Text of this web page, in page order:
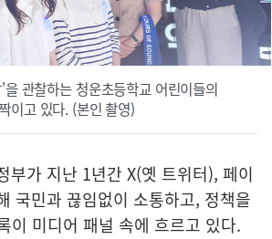
관찰하는 청운초등학교 어린이들의
이고 있다. (본인 촬영)
부가 지난 1년간 X(옛 트위터), 페이
국민과 끊임없이 소통하고, 정책을
이 미디어 패널 속에 흐르고 있다.